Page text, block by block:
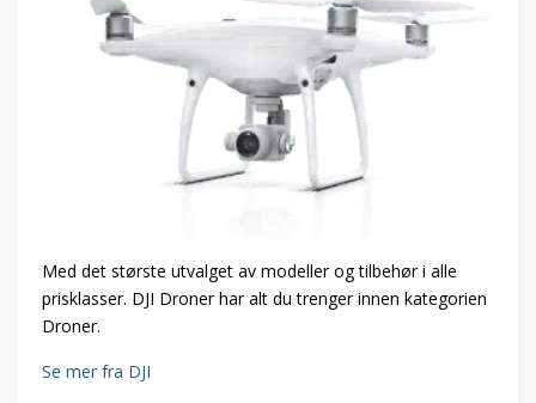
Med det største utvalget av modeller og tilbehør i alle
prisklasser. DJI Droner har alt du trenger innen kategorien
Droner.
Se mer fra DJI